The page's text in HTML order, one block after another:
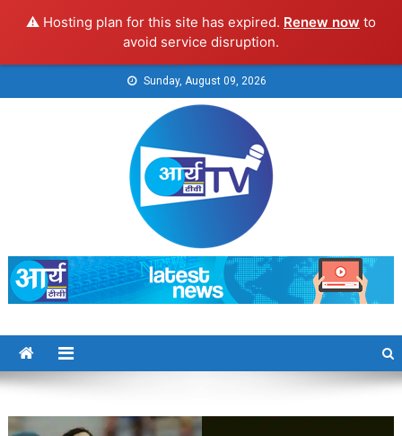
⚠️ Hosting plan for this site has expired. Renew now to
avoid service disruption.
to
Sunday, August 09, 2026
Arya TV